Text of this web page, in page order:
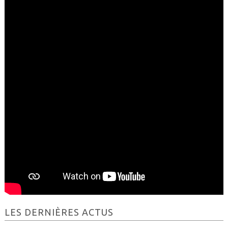
Barre
LES DERNIÈRES ACTUS